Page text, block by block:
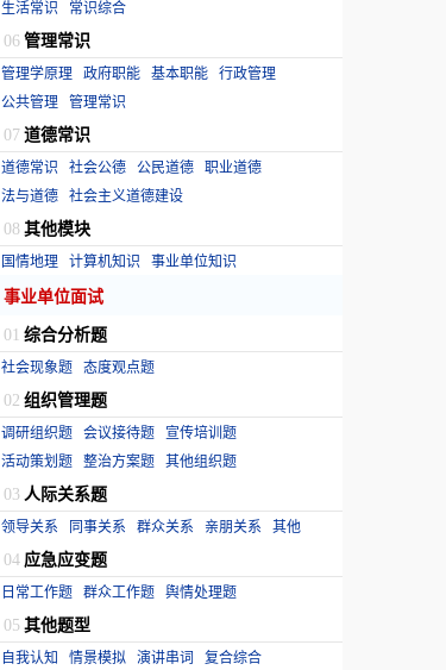
生活常识
常识综合
06 管理常识
管理学原理 政府职能 基本职能 行政管理
公共管理 管理常识
07 道德常识
道德常识 社会公德 公民道德 职业道德
法与道德 社会主义道德建设
08 其他模块
国情地理 计算机知识 事业单位知识
事业单位面试
01 综合分析题
社会现象题 态度观点题
02 组织管理题
调研组织题 会议接待题 宣传培训题
活动策划题 整治方案题 其他组织题
03 人际关系题
领导关系 同事关系 群众关系 亲朋关系 其他
04 应急应变题
日常工作题 群众工作题 舆情处理题
05 其他题型
自我认知 情景模拟 演讲串词 复合综合